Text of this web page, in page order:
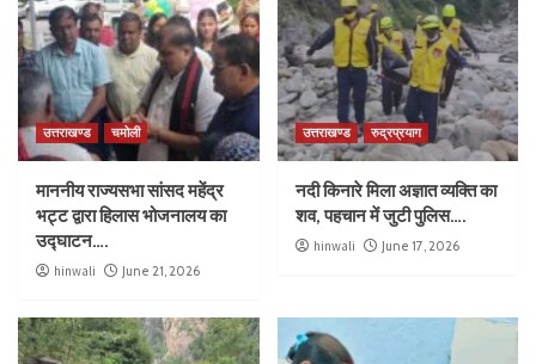
उत्तराखण्ड चमोली
माननीय राज्यसभा सांसद महेंद्र
भट्ट द्वारा हिलास भोजनालय का
उद्घाटन….
hinwali June 21, 2026
उत्तराखण्ड रुद्रप्रयाग
नदी किनारे मिला अज्ञात व्यक्ति का
शव, पहचान में जुटी पुलिस….
hinwali June 17, 2026